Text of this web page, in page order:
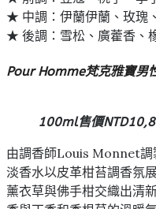
★ 中調：伊蘭伊蘭、玫瑰
★ 後調：雪松、廣藿香、
Pour Homme梵克雅寶男
100ml售價
由調香師Louis Monnet
淡香水以皮革柑苔調香氛
薰衣草與佛手柑交織出清